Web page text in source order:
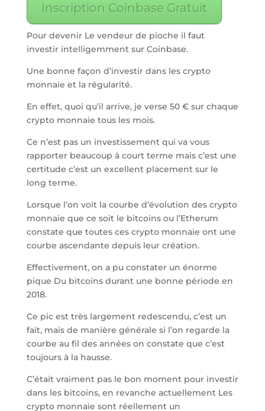
Inscription Coinbase Gratuit
Pour devenir Le vendeur de pioche il faut
investir intelligemment sur Coinbase.
Une bonne façon d’investir dans les crypto
monnaie et la régularité.
En effet, quoi qu’il arrive, je verse 50 € sur chaque
crypto monnaie tous les mois.
Ce n’est pas un investissement qui va vous
rapporter beaucoup à court terme mais c’est une
certitude c’est un excellent placement sur le
long terme.
Lorsque l’on voit la courbe d’évolution des crypto
monnaie que ce soit le bitcoins ou l’Etherum
constate que toutes ces crypto monnaie ont une
courbe ascendante depuis leur création.
Effectivement, on a pu constater un énorme
pique Du bitcoins durant une bonne période en
2018.
Ce pic est très largement redescendu, c’est un
fait, mais de manière générale si l’on regarde la
courbe au fil des années on constate que c’est
toujours à la hausse.
C’était vraiment pas le bon moment pour investir
dans les bitcoins, en revanche actuellement Les
crypto monnaie sont réellement un